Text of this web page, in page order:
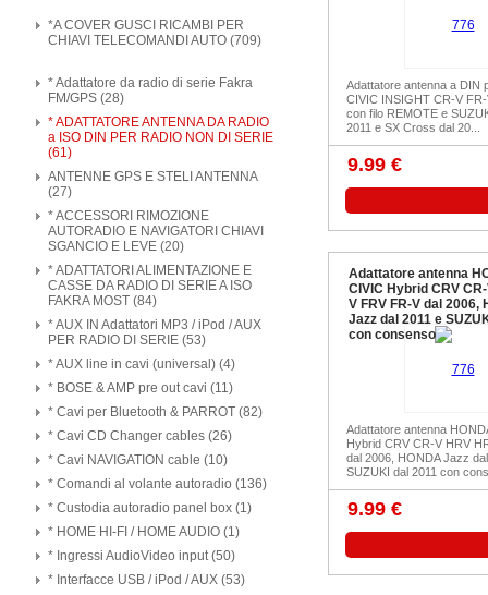
*A COVER GUSCI RICAMBI PER
CHIAVI TELECOMANDI AUTO (709)
* Adattatore da radio di serie Fakra
FM/GPS (28)
* ADATTATORE ANTENNA DA RADIO
a ISO DIN PER RADIO NON DI SERIE
(61)
ANTENNE GPS E STELI ANTENNA
(27)
* ACCESSORI RIMOZIONE
AUTORADIO E NAVIGATORI CHIAVI
SGANCIO E LEVE (20)
* ADATTATORI ALIMENTAZIONE E
CASSE DA RADIO DI SERIE A ISO
FAKRA MOST (84)
* AUX IN Adattatori MP3 / iPod / AUX
PER RADIO DI SERIE (53)
* AUX line in cavi (universal) (4)
* BOSE & AMP pre out cavi (11)
* Cavi per Bluetooth & PARROT (82)
* Cavi CD Changer cables (26)
* Cavi NAVIGATION cable (10)
* Comandi al volante autoradio (136)
* Custodia autoradio panel box (1)
* HOME HI-FI / HOME AUDIO (1)
* Ingressi AudioVideo input (50)
* Interfacce USB / iPod / AUX (53)
Adattatore antenna a DIN
CIVIC INSIGHT CR-V
con filo REMOTE e
2011 e SX Cross dal 20...
9.99 €
Adattatore antenna
CIVIC Hybrid CRV
V FRV FR-V dal 2006,
Jazz dal 2011 e
con consenso
Adattatore antenna
Hybrid CRV CR-V HRV
dal 2006, HONDA Jazz
SUZUKI dal 2011 con
9.99 €